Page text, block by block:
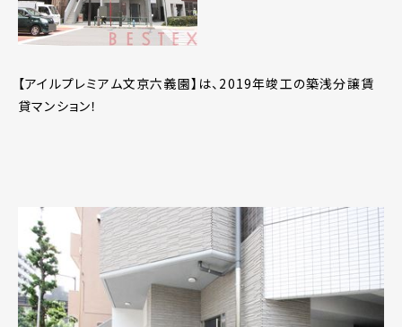
【アイルプレミアム文京六義園】は、2019年竣工の築浅分譲賃
貸マンション！